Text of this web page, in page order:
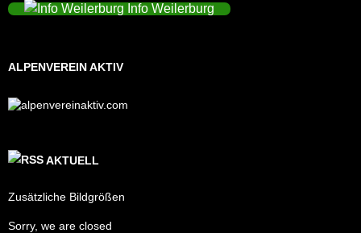
Info Weilerburg
ALPENVEREIN AKTIV
AKTUELL
Zusätzliche Bildgrößen
Sorry, we are closed